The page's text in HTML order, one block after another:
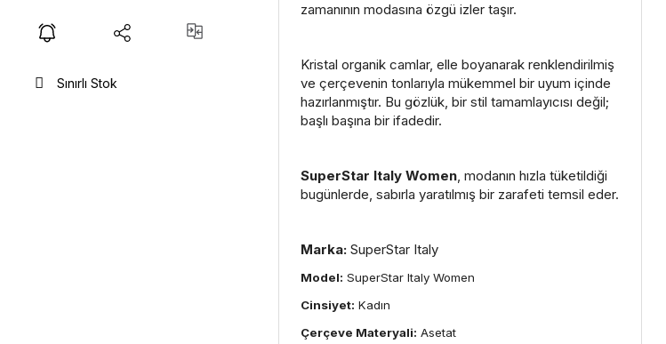
Sınırlı Stok
zamanının modasına özgü izler taşır.
Kristal organik camlar, elle boyanarak renklendirilmiş
ve çerçevenin tonlarıyla mükemmel bir uyum içinde
hazırlanmıştır. Bu gözlük, bir stil tamamlayıcısı değil;
başlı başına bir ifadedir.
SuperStar Italy Women, modanın hızla tüketildiği
bugünlerde, sabırla yaratılmış bir zarafeti temsil eder.
Marka: SuperStar Italy
Model: SuperStar Italy Women
Cinsiyet: Kadın
Çerçeve Materyali: Asetat